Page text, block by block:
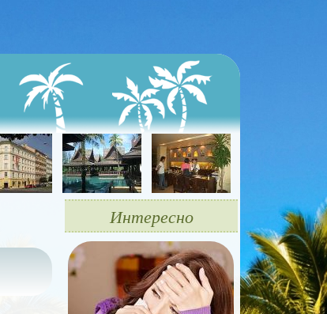
Интересно